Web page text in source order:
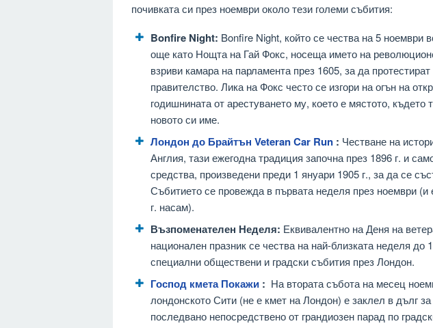
почивката си през ноември около тези големи събития:
Bonfire Night: Bonfire Night, който се чества на 5 ноември
още като Нощта на Гай Фокс, носеща името на
взриви камара на парламента през 1605, за да
правителство. Лика на Фокс често се изгори на огън на
годишнината от арестуването му, което е мястото, където
новото си име.
Лондон до Брайтън Veteran Car Run : Честване на
Англия, тази ежегодна традиция започна през 1896 г. и
средства, произведени преди 1 януари 1905 г., за да се
Събитието се провежда в първата неделя през ноември (и
г. насам).
Възпоменателен Неделя: Еквивалентно на Деня на
национален празник се чества на най-близката неделя до
специални обществени и градски събития през Лондон.
Господ кмета Покажи : На втората събота на месец
лондонското Сити (не е кмет на Лондон) е заклел в дълг за
последвано непосредствено от грандиозен парад по